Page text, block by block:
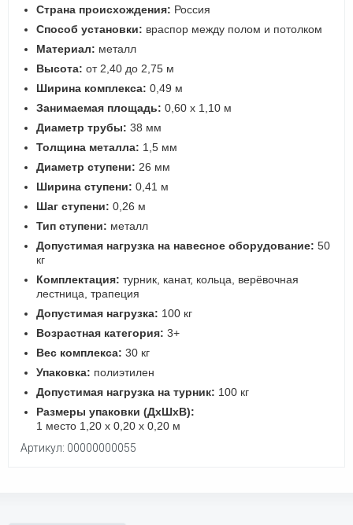
Страна происхождения: Россия
Способ установки: враспор между полом и потолком
Материал: металл
Высота: от 2,40 до 2,75 м
Ширина комплекса: 0,49 м
Занимаемая площадь: 0,60 х 1,10 м
Диаметр трубы: 38 мм
Толщина металла: 1,5 мм
Диаметр ступени: 26 мм
Ширина ступени: 0,41 м
Шаг ступени: 0,26 м
Тип ступени: металл
Допустимая нагрузка на навесное оборудование: 50
кг
Комплектация: турник, канат, кольца, верёвочная
лестница, трапеция
Допустимая нагрузка: 100 кг
Возрастная категория: 3+
Вес комплекса: 30 кг
Упаковка: полиэтилен
Допустимая нагрузка на турник: 100 кг
Размеры упаковки (ДхШхВ):
1 место 1,20 х 0,20 х 0,20 м
Артикул: 00000000055